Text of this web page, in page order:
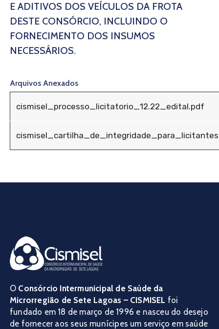
E ADITIVOS DOS VEÍCULOS DA FROTA
DESTE CONSÓRCIO, INCLUINDO O
FORNECIMENTO DOS INSUMOS
NECESSÁRIOS.
Arquivos Anexados
cismisel_processo_licitatorio_12.22_edital.pdf
O Consórcio Intermunicipal de Saúde da
Microrregião de Sete Lagoas – CISMISEL foi
fundado em 18 de março de 1996 e nasceu do desejo
de fornecer aos seus munícipes um serviço em saúde